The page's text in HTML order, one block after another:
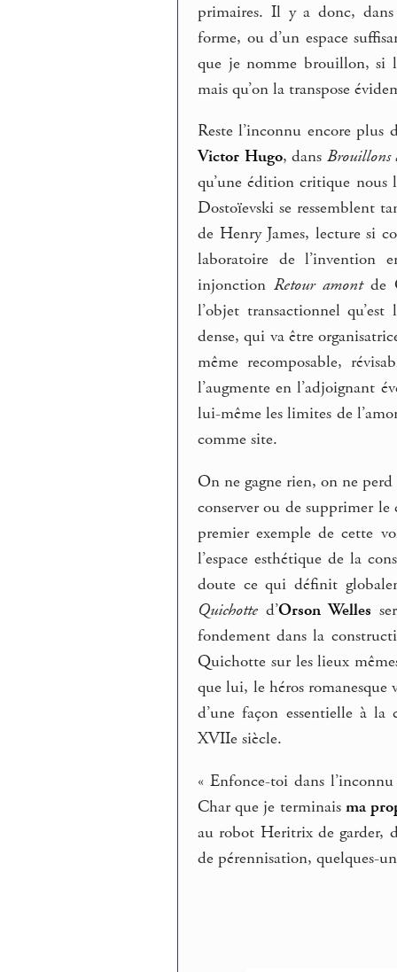
primaires. Il y a donc, dans
forme, ou d’un espace
que je nomme brouillon, si
mais qu’on la transpose
Reste l’inconnu encore plus
Victor Hugo, dans Brouillons
qu’une édition critique nous
Dostoïevski se ressemblent
de Henry James, lecture si
laboratoire de l’invention
injonctionRetour amontde
l’objet transactionnel
dense, qui va être
même recomposable,
l’augmente en l’adjoignant
lui-même les limites de
comme site.
On ne gagne rien, on ne
conserver ou de supprimer
premier exemple de cette
l’espace esthétique de la
doute ce qui définit
Quichotte d’Orson Welles
fondement dans la
Quichotte sur les lieux
que lui, le héros
d’une façon essentielle à
XVIIe siècle.
« Enfonce-toi dans
Char que je terminais ma
au robot Heritrix de garder,
de pérennisation, quelques-